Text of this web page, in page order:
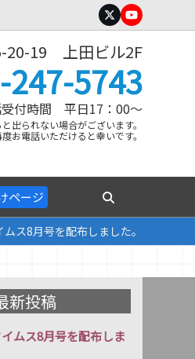
TwitterYouTube
20-19 上田ビル2F
247-5743
付時間 平日17：00～
出られない場合がございます。
お電話いただけると幸いです。
ページ
ス8月号を配布しました。
新投稿
ムス8月号を配布しま